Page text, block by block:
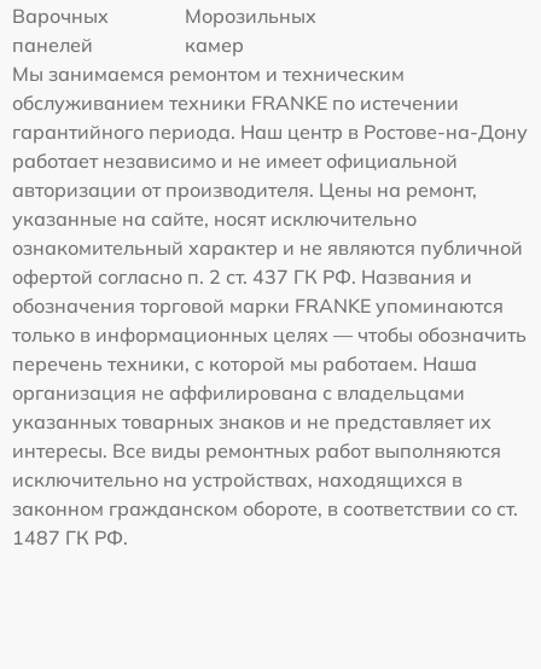
Варочных
панелей
Морозильных
камер
Мы занимаемся ремонтом и техническим
обслуживанием техники FRANKE по истечении
гарантийного периода. Наш центр в Ростове-на-Дону
работает независимо и не имеет официальной
авторизации от производителя. Цены на ремонт,
указанные на сайте, носят исключительно
ознакомительный характер и не являются публичной
офертой согласно п. 2 ст. 437 ГК РФ. Названия и
обозначения торговой марки FRANKE упоминаются
только в информационных целях — чтобы обозначить
перечень техники, с которой мы работаем. Наша
организация не аффилирована с владельцами
указанных товарных знаков и не представляет их
интересы. Все виды ремонтных работ выполняются
исключительно на устройствах, находящихся в
законном гражданском обороте, в соответствии со ст.
1487 ГК РФ.